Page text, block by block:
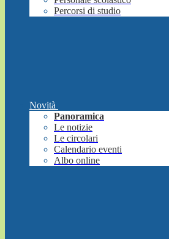
Percorsi di studio
Novità
Panoramica
Le notizie
Le circolari
Calendario eventi
Albo online